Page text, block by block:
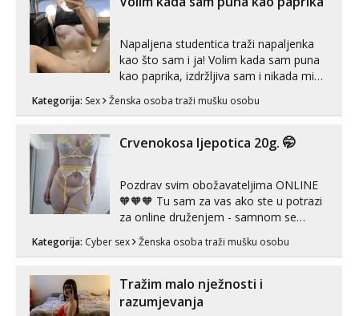
Napaljena studentica traži napaljenka
kao što sam i ja! Volim kada sam puna
kao paprika, izdržljiva sam i nikada mi
puta dnevno bilo kad i bilo gdje zato se
link ispod i nadji me tamo, cekam te!
Kategorija: Sex Ženska osoba traži mušku osobu
Crvenokosa ljepotica 20g. 🤭
Pozdrav svim obožavateljima ONLINE
🧡🧡🧡 Tu sam za vas ako ste u potrazi
za online druženjem - samnom se
možete zabaviti preko videopoziva, ili
ako vam nisam dovoljna radim i u paru i
😉 Radim i vruća tipkanja uz slike i hot
line pozive. Za vas sam pripremila ...
Kategorija: Cyber sex Ženska osoba traži mušku osobu
Tražim malo nježnosti i
razumjevanja